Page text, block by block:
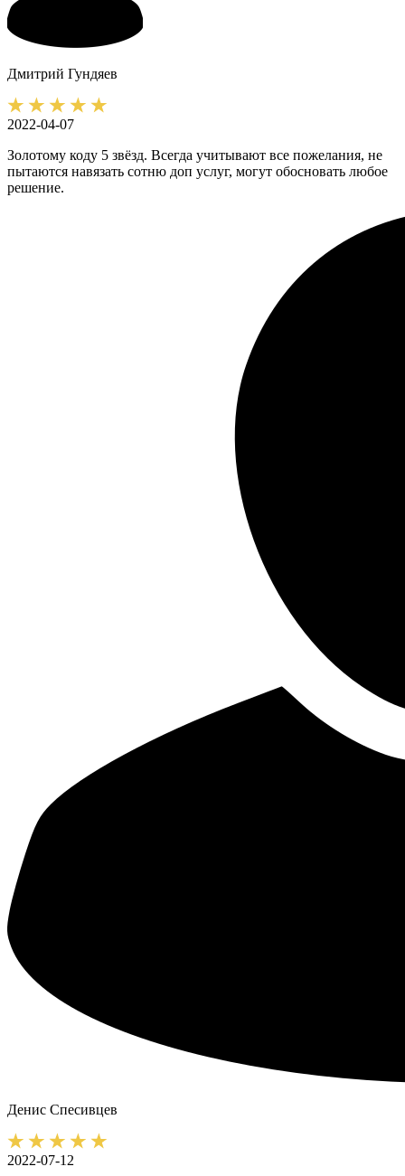
Дмитрий Гундяев
2022-04-07
Золотому коду 5 звёзд. Всегда учитывают все пожелания, не
пытаются навязать сотню доп услуг, могут обосновать любое
решение.
Денис Спесивцев
2022-07-12